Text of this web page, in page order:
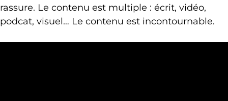
rassure. Le contenu est multiple : écrit, vidéo,
podcat, visuel… Le contenu est incontournable.